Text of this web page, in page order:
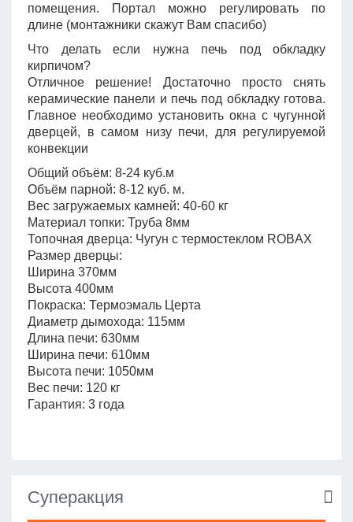
помещения. Портал можно регулировать по
длине (монтажники скажут Вам спасибо)
Что делать если нужна печь под обкладку
кирпичом?
Отличное решение! Достаточно просто снять
керамические панели и печь под обкладку готова.
Главное необходимо установить окна с чугунной
дверцей, в самом низу печи, для регулируемой
конвекции
Общий объём: 8-24 куб.м
Объём парной: 8-12 куб. м.
Вес загружаемых камней: 40-60 кг
Материал топки: Труба 8мм
Топочная дверца: Чугун с термостеклом ROBAX
Размер дверцы:
Ширина 370мм
Высота 400мм
Покраска: Термоэмаль Церта
Диаметр дымохода: 115мм
Длина печи: 630мм
Ширина печи: 610мм
Высота печи: 1050мм
Вес печи: 120 кг
Гарантия: 3 года
Суперакция